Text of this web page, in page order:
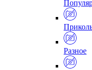
Разное